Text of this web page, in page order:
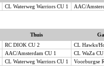
CL Waterweg Warriors CU 1 AAC/
Thuis
RC DIOK CU 2
CL Hawks/
AAC/Amsterdam CU 1
CL WaZa
CL Waterweg Warriors CU 1 Voorburgse